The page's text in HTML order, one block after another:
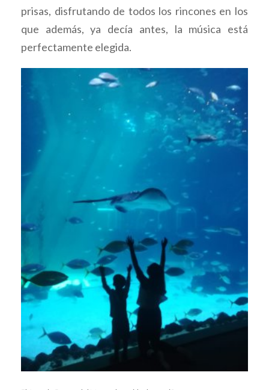
prisas, disfrutando de todos los rincones en los
que además, ya decía antes, la música está
perfectamente elegida.